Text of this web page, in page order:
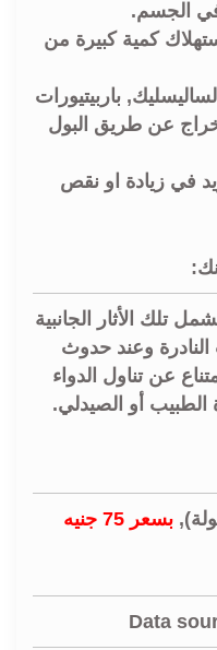
الجسم.
كمية كبيرة من
باربيتيورات
عن طريق البول
في زيادة او نقص
تلك الأثار الجانبية
النادرة وعند حدوث
عن تناول الدواء
أو الصيدلي.
بسعر 75 جنيه
Data